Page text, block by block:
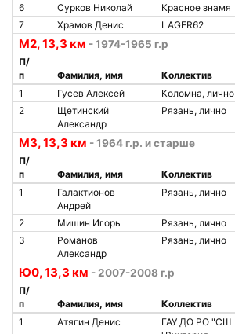
6 Сурков Николай Красное знамя
7
Храмов Денис LAGER62
М2, 13,3 км - 1974-1965 г.р
П/
п
Фамилия, имя Коллектив
1
Гусев Алексей Коломна, лично
2
Щетинский
Александр
Рязань, лично
М3, 13,3 км - 1964 г.р. и старше
П/
п
Фамилия, имя Коллектив
1
Галактионов
Андрей
Рязань, лично
2 Мишин Игорь Рязань, лично
3
Романов
Александр
Рязань, лично
Ю0, 13,3 км - 2007-2008 г.р
П/
п
Фамилия, имя Коллектив
1
Атягин Денис
ГАУ ДО РО "СШ